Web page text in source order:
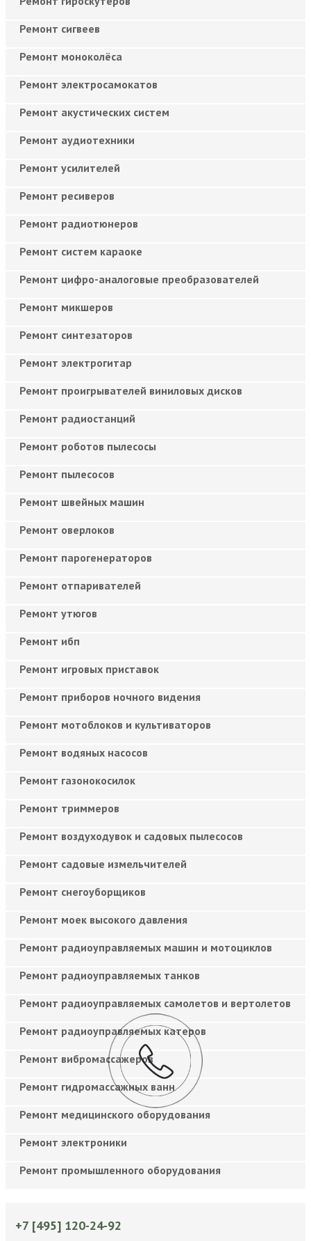
Ремонт сигвеев
Ремонт моноколёса
Ремонт электросамокатов
Ремонт акустических систем
Ремонт аудиотехники
Ремонт усилителей
Ремонт ресиверов
Ремонт радиотюнеров
Ремонт систем караоке
Ремонт цифро-аналоговые преобразователей
Ремонт микшеров
Ремонт синтезаторов
Ремонт электрогитар
Ремонт проигрывателей виниловых дисков
Ремонт радиостанций
Ремонт роботов пылесосы
Ремонт пылесосов
Ремонт швейных машин
Ремонт оверлоков
Ремонт парогенераторов
Ремонт отпаривателей
Ремонт утюгов
Ремонт ибп
Ремонт игровых приставок
Ремонт приборов ночного видения
Ремонт мотоблоков и культиваторов
Ремонт водяных насосов
Ремонт газонокосилок
Ремонт триммеров
Ремонт воздуходувок и садовых пылесосов
Ремонт садовые измельчителей
Ремонт снегоуборщиков
Ремонт моек высокого давления
Ремонт радиоуправляемых машин и мотоциклов
Ремонт радиоуправляемых танков
Ремонт радиоуправляемых самолетов и вертолетов
Ремонт радиоуправляемых катеров
Ремонт вибромассажеров
Ремонт гидромассажных ванн
Ремонт медицинского оборудования
Ремонт электроники
Ремонт промышленного оборудования
+7 [495] 120-24-92